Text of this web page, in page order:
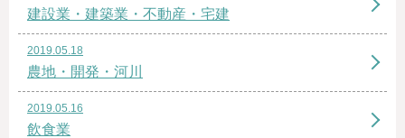
建設業・建築業・不動産・宅建
2019.05.18
農地・開発・河川
2019.05.16
飲食業